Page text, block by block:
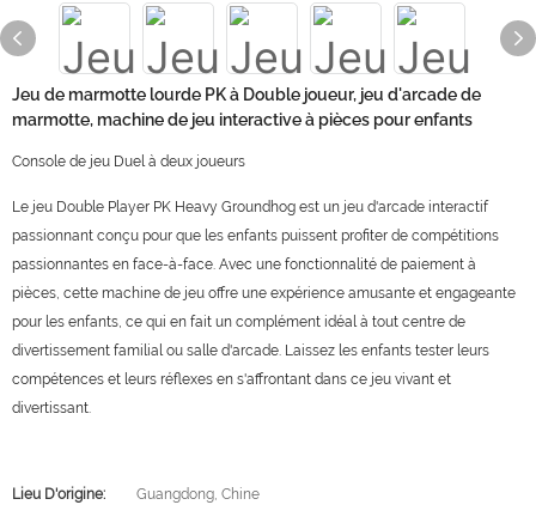
Jeu de marmotte lourde PK à Double joueur, jeu d'arcade de
marmotte, machine de jeu interactive à pièces pour enfants
Console de jeu Duel à deux joueurs
Le jeu Double Player PK Heavy Groundhog est un jeu d'arcade interactif
passionnant conçu pour que les enfants puissent profiter de compétitions
passionnantes en face-à-face. Avec une fonctionnalité de paiement à
pièces, cette machine de jeu offre une expérience amusante et engageante
pour les enfants, ce qui en fait un complément idéal à tout centre de
divertissement familial ou salle d'arcade. Laissez les enfants tester leurs
compétences et leurs réflexes en s'affrontant dans ce jeu vivant et
divertissant.
Lieu D'origine: Guangdong, Chine